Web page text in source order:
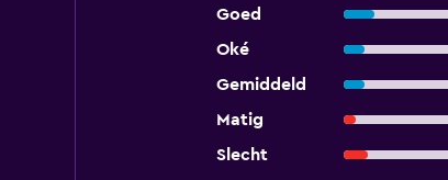
Goed
Oké
Gemiddeld
Matig
Slecht